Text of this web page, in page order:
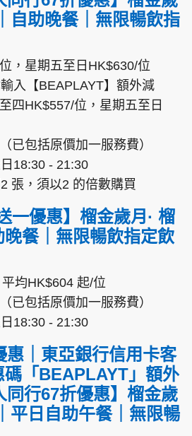
自助晚餐｜無限暢飲指
，星期五至日HK$630/位
入【BEAPLAYT】額外減
四HK$557/位，星期五至日
已包括原價加一服務費）
18:30 - 21:30
張，須以2 的倍數購買
一優惠】榴金歲月· 榴
餐｜無限暢飲指定飲
均HK$604 起/位
已包括原價加一服務費）
18:30 - 21:30
惠｜東亞銀行信用卡客
碼「BEAPLAYT」額外
同行67折優惠】榴金歲
平日自助午餐｜無限暢